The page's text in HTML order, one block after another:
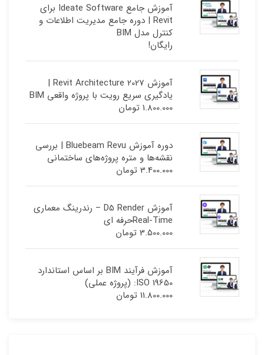
آموزش جامع Ideate Software برای
Revit | دوره جامع مدیریت اطلاعات و
کنترل مدل BIM
رایگان!
آموزش Revit Architecture 2027 |
یادگیری سریع رویت با پروژه واقعی BIM
1.800.000 تومان
دوره آموزش Bluebeam Revu | بررسی
نقشه‌ها و متره پروژه‌های ساختمانی
3.400.000 تومان
آموزش D5 Render – رندرینگ معماری
Real-Timeحرفه ای
3.500.000 تومان
آموزش فرآیند BIM بر اساس استاندارد
ISO 19650: (پروژه عملی)
11.800.000 تومان